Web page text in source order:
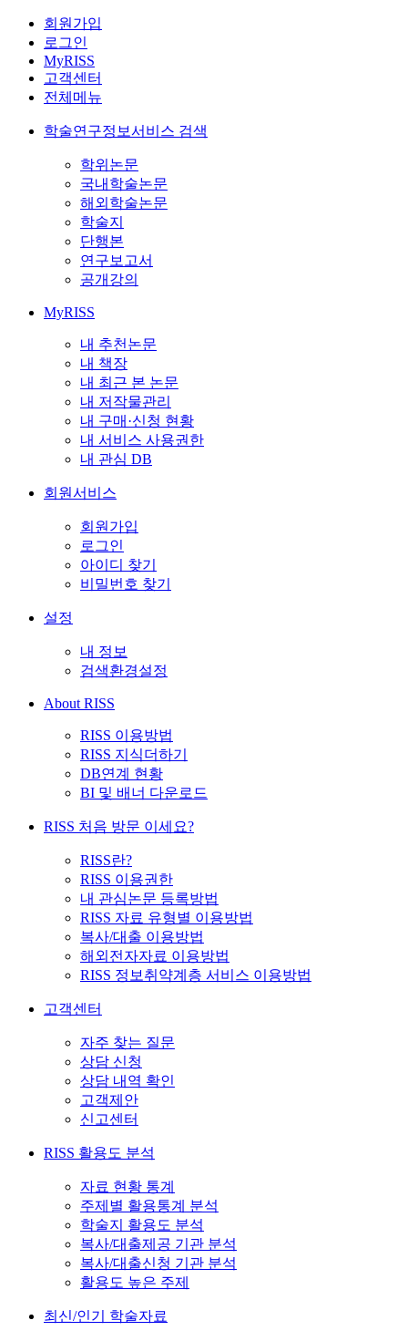
회원가입
로그인
MyRISS
고객센터
전체메뉴
학술연구정보서비스 검색
학위논문
국내학술논문
해외학술논문
학술지
단행본
연구보고서
공개강의
MyRISS
내 추천논문
내 책장
내 최근 본 논문
내 저작물관리
내 구매·신청 현황
내 서비스 사용권한
내 관심 DB
회원서비스
회원가입
로그인
아이디 찾기
비밀번호 찾기
설정
내 정보
검색환경설정
About RISS
RISS 이용방법
RISS 지식더하기
DB연계 현황
BI 및 배너 다운로드
RISS 처음 방문 이세요?
RISS란?
RISS 이용권한
내 관심논문 등록방법
RISS 자료 유형별 이용방법
복사/대출 이용방법
해외전자자료 이용방법
RISS 정보취약계층 서비스 이용방법
고객센터
자주 찾는 질문
상담 신청
상담 내역 확인
고객제안
신고센터
RISS 활용도 분석
자료 현황 통계
주제별 활용통계 분석
학술지 활용도 분석
복사/대출제공 기관 분석
복사/대출신청 기관 분석
활용도 높은 주제
최신/인기 학술자료